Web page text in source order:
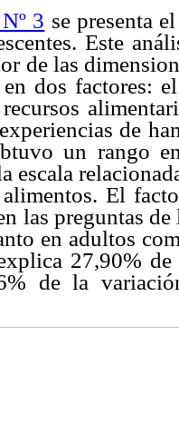
3 se presenta
Este
de las
en dos factores:
de
un rango
escala
El
las preguntas
en adultos
27,90%
de la